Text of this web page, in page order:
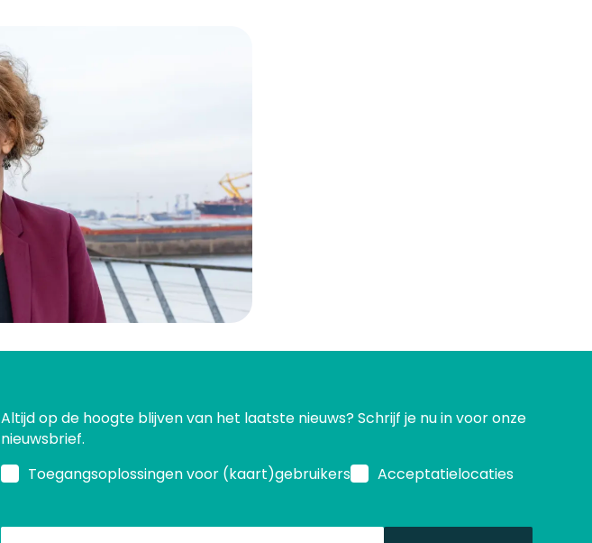
Altijd op de hoogte blijven van het laatste nieuws? Schrijf je nu in voor onze
nieuwsbrief.
Toegangsoplossingen voor (kaart)gebruikers
Acceptatielocaties